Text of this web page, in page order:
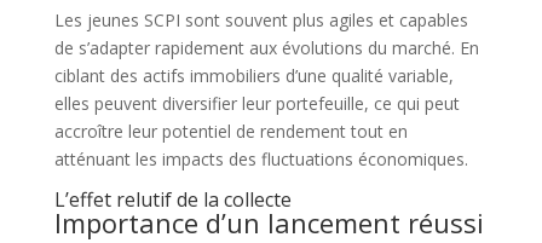
Les jeunes SCPI sont souvent plus agiles et capables
de s’adapter rapidement aux évolutions du marché. En
ciblant des actifs immobiliers d’une qualité variable,
elles peuvent diversifier leur portefeuille, ce qui peut
accroître leur potentiel de rendement tout en
atténuant les impacts des fluctuations économiques.
L’effet relutif de la collecte
Importance d’un lancement réussi